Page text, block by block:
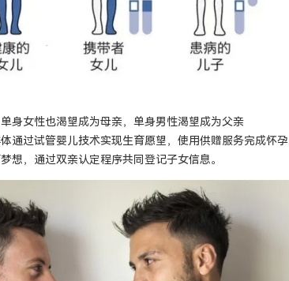
身女性也渴望成为母亲，单身男性渴望成为父亲
通过试管婴儿技术实现生育愿望，使用供赠服务完成怀孕
想，通过双亲认定程序共同登记子女信息。